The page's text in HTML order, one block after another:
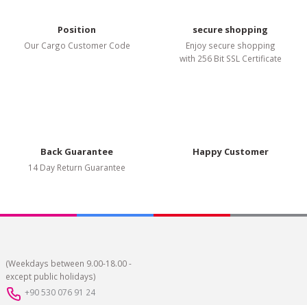
Position
Our Cargo Customer Code
secure shopping
Enjoy secure shopping
with 256 Bit SSL Certificate
Back Guarantee
14 Day Return Guarantee
Happy Customer
(Weekdays between 9.00-18.00 -
except public holidays)
+90 530 076 91 24